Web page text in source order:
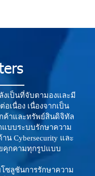
งเป็นที่จับตามองและมี
เนื่อง เนื่องจากเป็น
ค้าและทรัพย์สินดิจิทัล
แบบระบบรักษาความ
Cybersecurity และ
ยคุกคามทุกรูปแบบ
ซลูชันการรักษาความ